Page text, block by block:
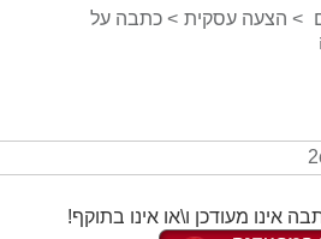
> הצעה עסקית > כתבה על
אינו מעודכן ו\או אינו בתוקף!